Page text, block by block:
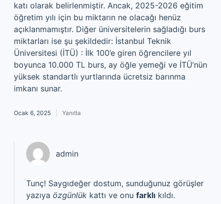
katı olarak belirlenmiştir. Ancak, 2025-2026 eğitim
öğretim yılı için bu miktarın ne olacağı henüz
açıklanmamıştır. Diğer üniversitelerin sağladığı burs
miktarları ise şu şekildedir: İstanbul Teknik
Üniversitesi (İTÜ) : İlk 100’e giren öğrencilere yıl
boyunca 10.000 TL burs, ay öğle yemeği ve İTÜ’nün
yüksek standartlı yurtlarında ücretsiz barınma
imkanı sunar.
Ocak 6, 2025 Yanıtla
admin
Tunç! Saygıdeğer dostum, sunduğunuz görüşler
yazıya özgünlük kattı ve onu farklı kıldı.